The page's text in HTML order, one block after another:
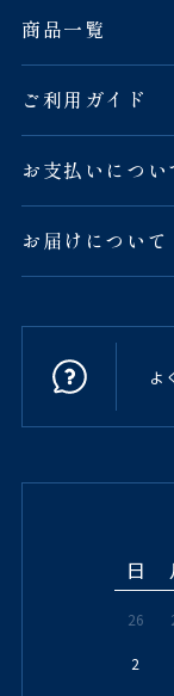
商品一覧
ご利用ガイド
お支払いについ
お届けについて
よ
日
26
2